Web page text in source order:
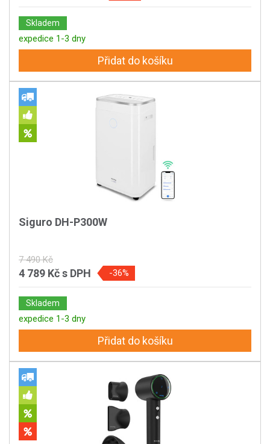
Skladem
expedice 1-3 dny
Přidat do košíku
Siguro DH-P300W
7 490 Kč
4 789 Kčs DPH -36%
Skladem
expedice 1-3 dny
Přidat do košíku